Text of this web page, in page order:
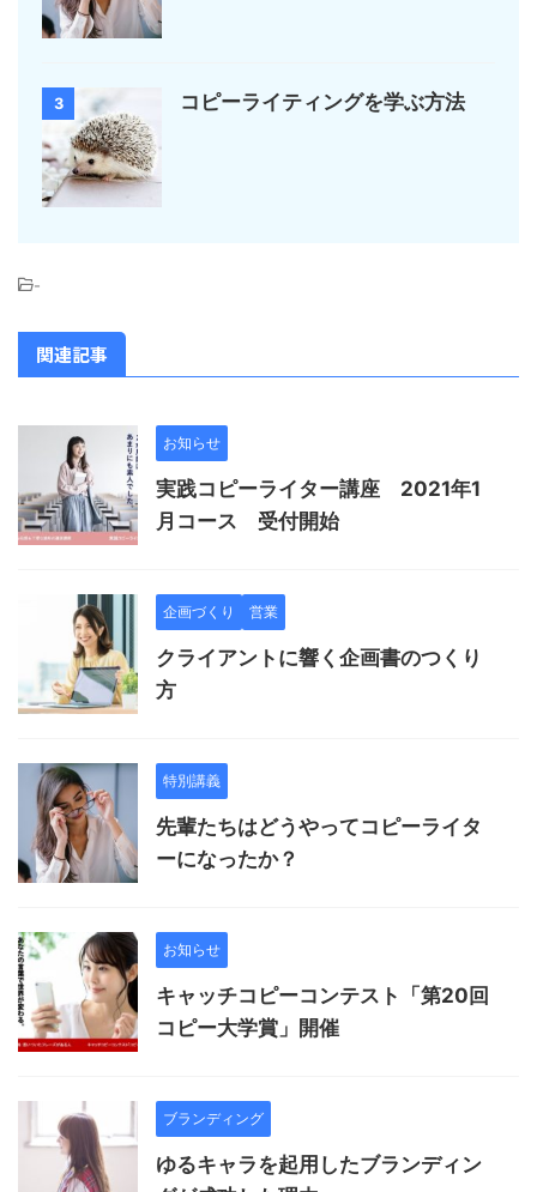
3 コピーライティングを学ぶ方法
-
関連記事
お知らせ
実践コピーライター講座 2021年1
月コース 受付開始
企画づくり 営業
クライアントに響く企画書のつくり
方
特別講義
先輩たちはどうやってコピーライタ
ーになったか？
お知らせ
キャッチコピーコンテスト「第20回
コピー大学賞」開催
ブランディング
ゆるキャラを起用したブランディン